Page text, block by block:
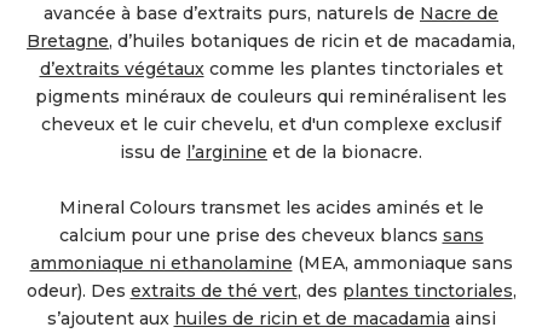
avancée à base d’extraits purs, naturels de Nacre de
Bretagne, d’huiles botaniques de ricin et de macadamia,
d’extraits végétauxcomme les plantes tinctoriales et
pigments minéraux de couleurs qui reminéralisent les
cheveux et le cuir chevelu, et d'un complexe exclusif
issu de l’arginine et de la bionacre.
Mineral Colours transmet les acides aminés et le
calcium pour une prise des cheveux blancs sans
ammoniaque ni ethanolamine (MEA, ammoniaque sans
odeur). Des extraits de thé vert, des plantes tinctoriales,
s’ajoutent aux huiles de ricin et de macadamia ainsi